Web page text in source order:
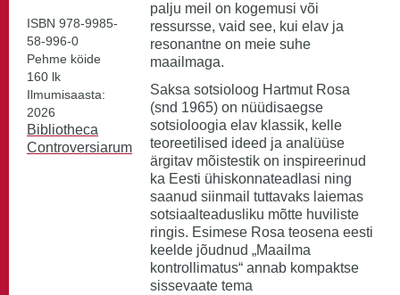
ISBN 978-9985-
58-996-0
Pehme köide
160 lk
Ilmumisaasta:
2026
Bibliotheca
Controversiarum
palju meil on kogemusi või
ressursse, vaid see, kui elav ja
resonantne on meie suhe
maailmaga.
Saksa sotsioloog Hartmut Rosa
(snd 1965) on nüüdisaegse
sotsioloogia elav klassik, kelle
teoreetilised ideed ja analüüse
ärgitav mõistestik on inspireerinud
ka Eesti ühiskonnateadlasi ning
saanud siinmail tuttavaks laiemas
sotsiaalteadusliku mõtte huviliste
ringis. Esimese Rosa teosena eesti
keelde jõudnud „Maailma
kontrollimatus“ annab kompaktse
sissevaate tema